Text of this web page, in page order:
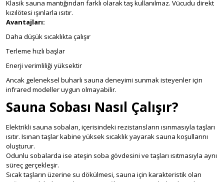
Klasik sauna mantığından farklı olarak taş kullanılmaz. Vücudu direkt
kızılötesi ışınlarla ısıtır.
Avantajları:
Daha düşük sıcaklıkta çalışır
Terleme hızlı başlar
Enerji verimliliği yüksektir
Ancak geleneksel buharlı sauna deneyimi sunmak isteyenler için
infrared modeller uygun olmayabilir.
Sauna Sobası Nasıl Çalışır?
Elektrikli sauna sobaları, içerisindeki rezistansların ısınmasıyla taşları
ısıtır. Isınan taşlar kabine yüksek sıcaklık yayarak sauna koşullarını
oluşturur.
Odunlu sobalarda ise ateşin soba gövdesini ve taşları ısıtmasıyla aynı
süreç gerçekleşir.
Sıcak taşların üzerine su dökülmesi, sauna için karakteristik olan